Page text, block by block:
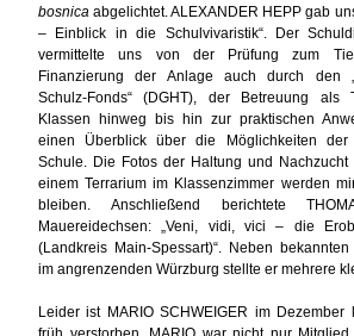
bosnica abgelichtet. ALEXANDER HEPP gab
– Einblick in die Schulvivaristik“. Der
vermittelte uns von der Prüfung zum
Finanzierung der Anlage auch durch den
Schulz-Fonds“ (DGHT), der Betreuung als
Klassen hinweg bis hin zur praktischen
einen Überblick über die Möglichkeiten
Schule. Die Fotos der Haltung und
einem Terrarium im Klassenzimmer werden
bleiben. Anschließend berichtete
Mauereidechsen: „Veni, vidi, vici – die
(Landkreis Main-Spessart)“. Neben
im angrenzenden Würzburg stellte er mehrere
Leider ist MARIO SCHWEIGER im